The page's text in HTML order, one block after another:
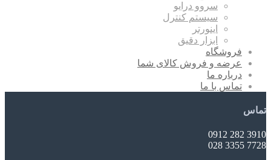
سروو درایو
سیستم کنترل
اینورتر
ابزار دقیق
فروشگاه
عرضه و فروش کالای شما
درباره ما
تماس با ما
تماس
3910 282 0912
7728 3355 028